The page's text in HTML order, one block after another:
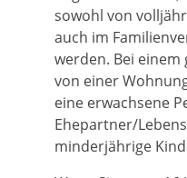
sowohl von
auch im
werden. Bei einem
von einer
eine erwachsene
Ehepartner/
minderjährige